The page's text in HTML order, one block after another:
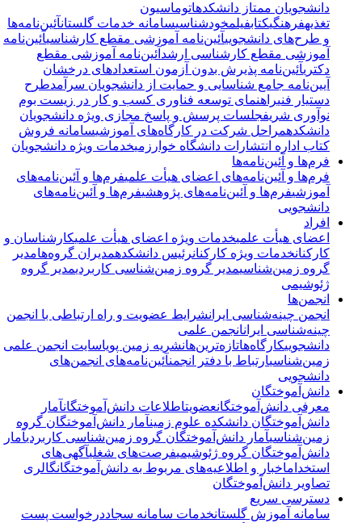
دانشجویان ممتاز دانشکدهاتوماسیون
تغذیهفرهنگیکتابفیلمخودشناسیسامانه خدمات گلستانآئین‌نامه‌ها
و طرح‌های دانشجوییآئین‌نامه آموزشی مقطع کارشناسیآئین‌نامه
آموزشی مقطع کارشناسی ارشدآئین‌نامه آموزشی مقطع
دکتریآئین‌نامه پذیرش بدون آزمون استعدادهای درخشان
آیین‌نامه جامع شناسایی و حمایت از دانشجویان سرآمدطرح
دستیار فنیراهنمای توسعه فناوری کسب و کار در زیست بوم
نوآوری شریفجلسات پرسش و پاسخ مجازی ویژه دانشجویان
دانشکدهمراحل شرکت در کارگاه‌های آموزشیسامانه فروش
کتاب اداره انتشارات دانشگاه خوارزمیخدمات ویژه دانشجویان
فرم‌ها و آئین‌نامه‌ها
فرم‌ها و آئین‌نامه‌های اعضای هیأت علمیفرم‌ها و آئین‌نامه‌های
آموزشیفرم‌ها و آئین‌نامه‌های پژوهشیفرم‌ها و آئین‌نامه‌های
دانشجویی
افراد
اعضای هیأت علمیخدمات ویژه اعضای هیأت علمیکارشناسان و
کارکنانخدمات ویژه کارکنانرئیس دانشکدهمدیران گروه‌هامدیر
گروه زمین‌شناسیمدیر گروه زمین‌شناسی کاربردیمدیر گروه
ژئوشیمی
انجمن‌ها
انجمن چینه‌شناسی ایران شرایط عضویت و راه ارتباطی با انجمن
چینه‌شناسی ایران انجمن علمی
دانشجوییکارگاه‌هاتازه‌ترین‌هانشریه زمین پویاسایت انجمن علمی
زمین‌شناسیارتباط با دفتر انجمنآئین‌نامه‌های انجمن‌های
دانشجویی
دانش‌آموختگان
معرفی دانش‌آموختگانعضویتاطلاعات دانش‌آموختگانآمار
دانش‌آموختگان دانشکده علوم زمینآمار دانش‌آموختگان گروه
زمین‌شناسیآمار دانش‌آموختگان گروه زمین‌شناسی کاربردیآمار
دانش‌آموختگان گروه ژئوشیمیفرصت‌های شغلیآگهی‌های
استخدام اخبار و اطلاعیه‌های مربوط به دانش‌آموختگانگالری
تصاویر دانش‌آموختگان
دسترسی سریع
سامانه آموزش گلستانخدمات سامانه سجاددرخواست پست